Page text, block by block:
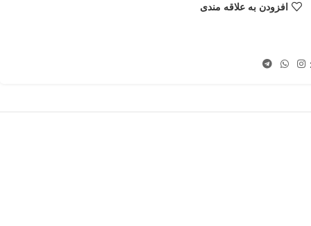
افزودن به علاقه مندی